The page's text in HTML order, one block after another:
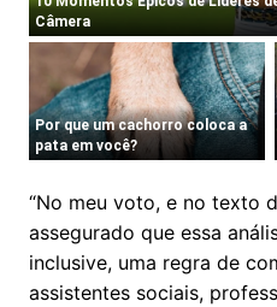
“No meu voto, e no texto
assegurado que essa
inclusive, uma regra de
assistentes sociais,